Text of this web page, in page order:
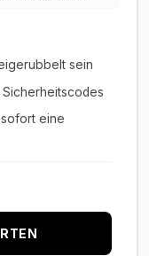
sein
eine